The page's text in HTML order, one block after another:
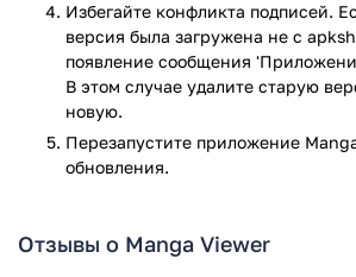
Обширный ассортимент
и многое другое, что порадует
Дизайн выполнен в приятных
Главным достоинством является
загрузки манги и чтении в
Основной функционал доступен в
доступе
Удобный поиск по категориям
Избегайте конфликта подписей.
версия была загружена не с
появление сообщения
В этом случае удалите старую
новую.
Перезапустите приложениe
обновления.
Отзывы о Manga Viewer